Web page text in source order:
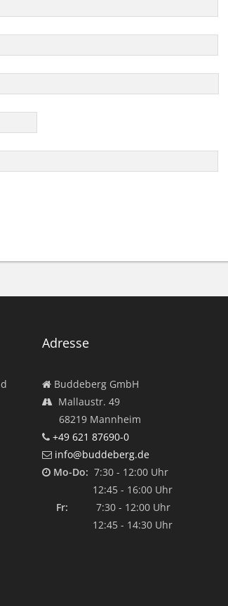
Adresse
Buddeberg GmbH
Mallaustr. 49
68219 Mannheim
+49 621 87690-0
info@buddeberg.de
Mo-Do: 7:30 - 12:00 Uhr
12:45 - 16:00 Uhr
Fr: 7:30 - 12:00 Uhr
12:45 - 14:30 Uhr